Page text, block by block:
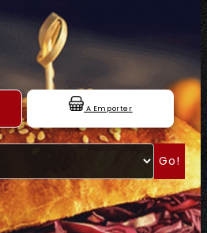
A Emporter
Go!